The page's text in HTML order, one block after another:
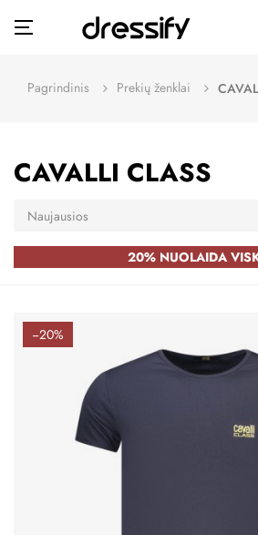
Toggle
navigation
☰
Pagrindinis Prekių ženklai
CAVALLI CLASS
Naujausios
20% NUOLAIDA
−20%